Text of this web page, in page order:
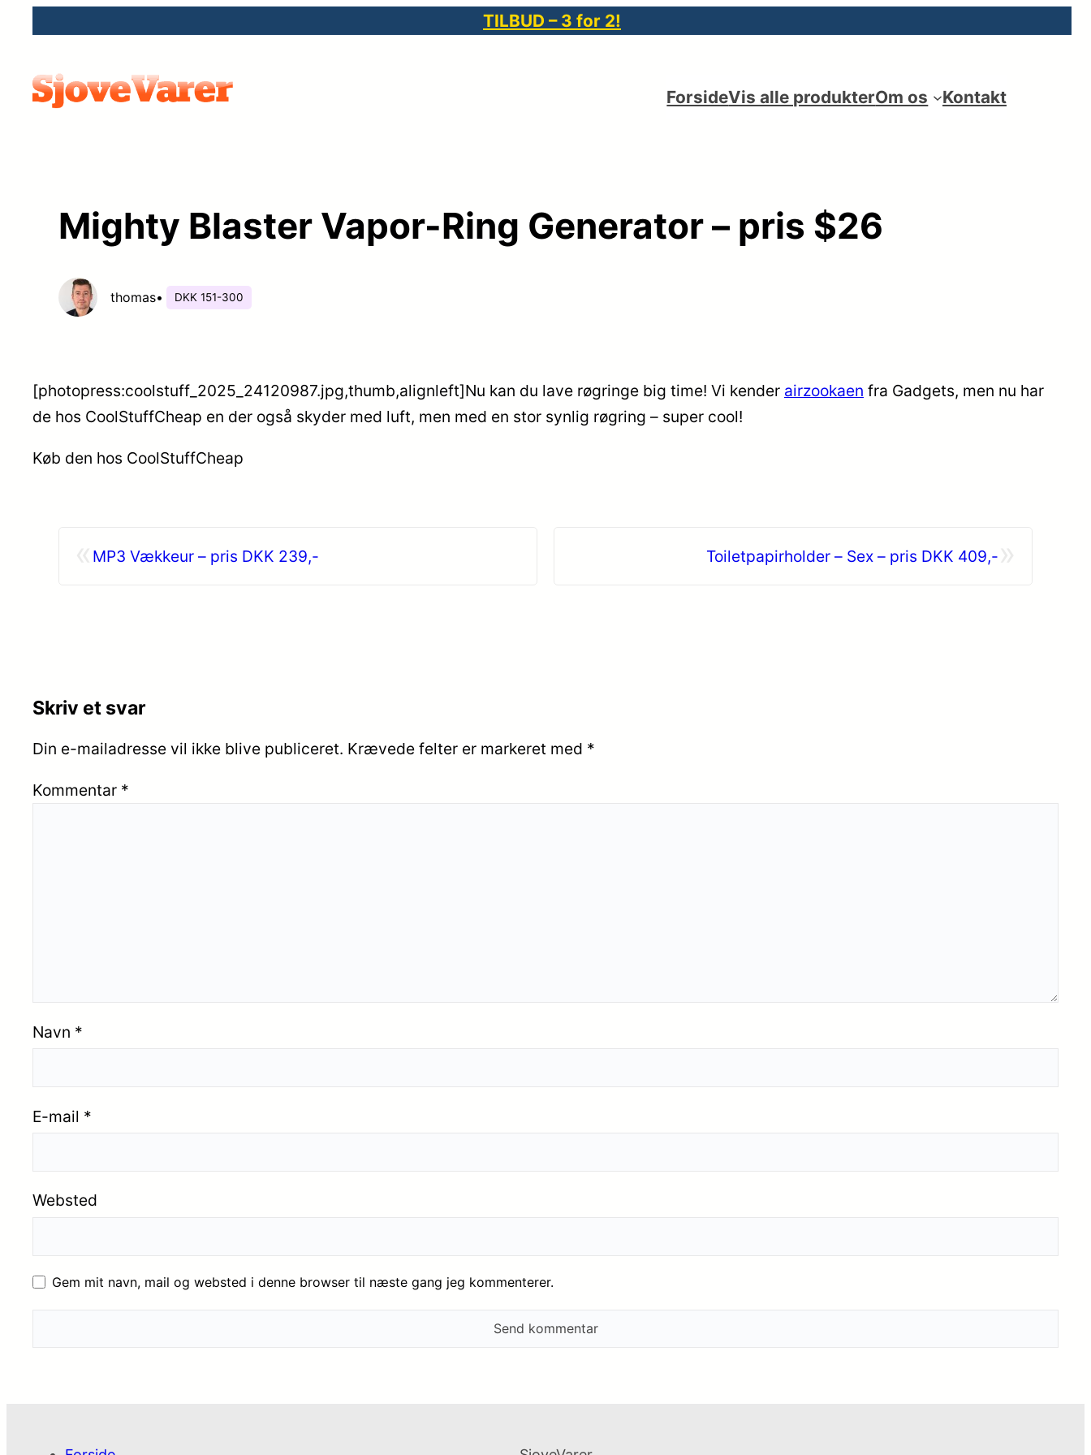
indhold
TILBUD – 3 for 2!
ForsideVis alle produkterOm os Kontakt
Mighty Blaster Vapor-Ring Generator – pris $26
thomas• DKK 151-300
[photopress:coolstuff_2025_24120987.jpg,thumb,alignleft]Nu kan du lave røgringe big time! Vi kender airzookaen fra Gadgets, men nu har
de hos CoolStuffCheap en der også skyder med luft, men med en stor synlig røgring – super cool!
Køb den hos CoolStuffCheap
MP3 Vækkeur – pris DKK 239,- Toiletpapirholder – Sex – pris DKK 409,-
Skriv et svar
Din e-mailadresse vil ikke blive publiceret. Krævede felter er markeret med *
Kommentar *
Navn *
E-mail *
Websted
Gem mit navn, mail og websted i denne browser til næste gang jeg kommenterer.